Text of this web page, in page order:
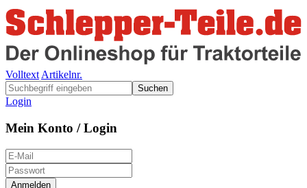
Volltext Artikelnr.
Suchen
Login
Mein Konto / Login